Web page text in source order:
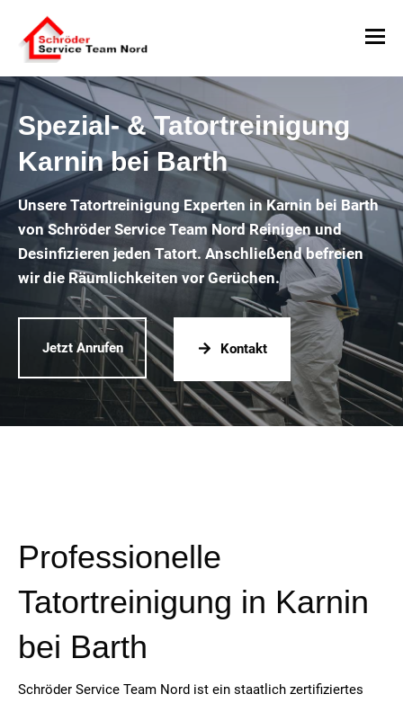
Spezial- & Tatortreinigung
Karnin bei Barth
Unsere Tatortreinigung Experten in Karnin bei Barth
von Schröder Service Team Nord Reinigen und
Desinfizieren jeden Tatort. Anschließend befreien
wir die Räumlichkeiten vor Gerüchen.
Jetzt Anrufen Kontakt
Professionelle
Tatortreinigung in Karnin
bei Barth
Schröder Service Team Nord ist ein staatlich zertifiziertes